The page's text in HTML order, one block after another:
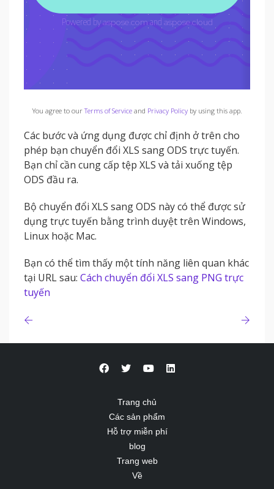
You agree to ourTerms of Serviceand Privacy Policyby using this app.
Các bước và ứng dụng được chỉ định ở trên cho
phép bạn chuyển đổi XLS sang ODS trực tuyến.
Bạn chỉ cần cung cấp tệp XLS và tải xuống tệp
ODS đầu ra.
Bộ chuyển đổi XLS sang ODS này có thể được sử
dụng trực tuyến bằng trình duyệt trên Windows,
Linux hoặc Mac.
Bạn có thể tìm thấy một tính năng liên quan khác
tại URL sau: Cách chuyển đổi XLS sang PNG trực
tuyến
Trang chủ
Các sản phẩm
Hỗ trợ miễn phí
blog
Trang web
Về